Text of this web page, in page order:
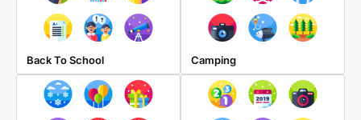
Back To School Camping